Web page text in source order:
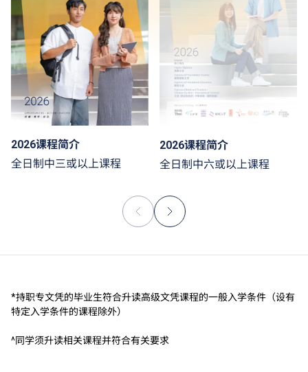
2026课程简介
全日制中三或以上课程
2026课程简介
全日制中六或以上课程
*持职专文凭的毕业生符合升读高级文凭课程的一般入学条件（设有
特定入学条件的课程除外）
^同学须升读相关课程并符合有关要求